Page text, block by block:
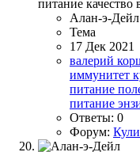
питание
Алан-э-Дейл
Тема
17 Дек 2021
валерий
иммунитет
питание
питание
Ответы: 0
Форум: